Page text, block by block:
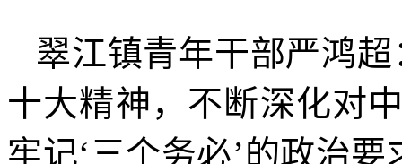
翠江镇青年干部严鸿
十大精神，不断深化对
牢记‘三个务必’的政治